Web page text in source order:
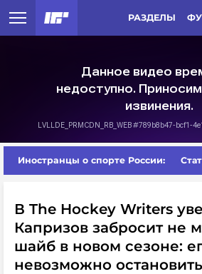
РАЗДЕЛЫ
Иностранцы о спорте России:
В The Hockey Writers
Капризов забросит не
шайб в новом сезоне:
невозможно остановить